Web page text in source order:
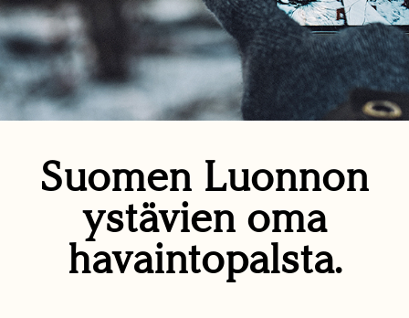
Suomen Luonnon
ystävien oma
havaintopalsta.